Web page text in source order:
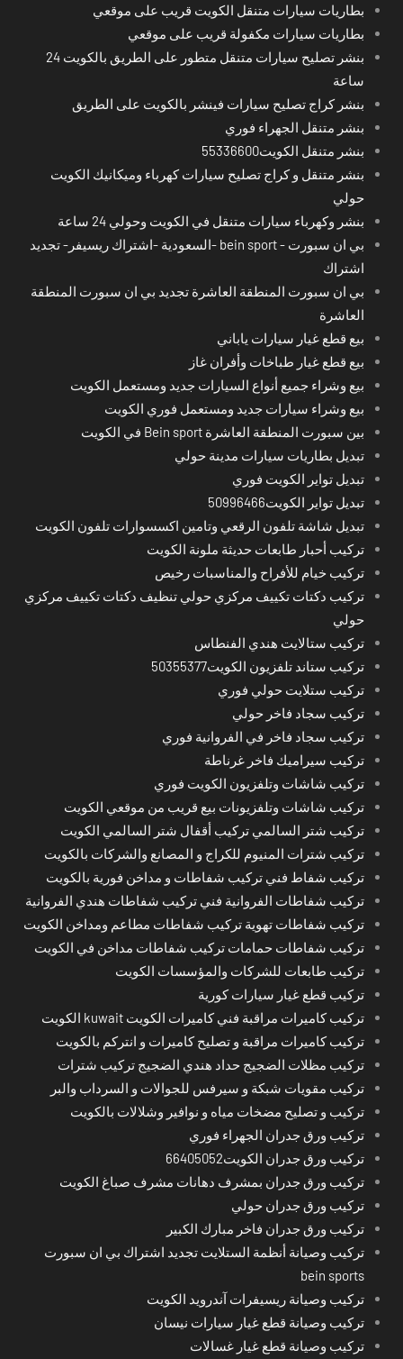
بطاريات سيارات متنقل الكويت قريب على موقعي
بطاريات سيارات مكفولة قريب على موقعي
بنشر تصليح سيارات متنقل متطور على الطريق بالكويت 24
ساعة
بنشر كراج تصليح سيارات فينشر بالكويت على الطريق
بنشر متنقل الجهراء فوري
بنشر متنقل الكويت55336600
بنشر متنقل و كراج تصليح سيارات كهرباء وميكانيك الكويت
حولي
بنشر وكهرباء سيارات متنقل في الكويت وحولي 24 ساعة
بي ان سبورت - bein sport -السعودية -اشتراك ريسيفر- تجديد
اشتراك
بي ان سبورت المنطقة العاشرة تجديد بي ان سبورت المنطقة
العاشرة
بيع قطع غيار سيارات ياباني
بيع قطع غيار طباخات وأفران غاز
بيع وشراء جميع أنواع السيارات جديد ومستعمل الكويت
بيع وشراء سيارات جديد ومستعمل فوري الكويت
بين سبورت المنطقة العاشرة Bein sport في الكويت
تبديل بطاريات سيارات مدينة حولي
تبديل تواير الكويت فوري
تبديل تواير الكويت50996466
تبديل شاشة تلفون الرقعي وتامين اكسسوارات تلفون الكويت
تركيب أحبار طابعات حديثة ملونة الكويت
تركيب خيام للأفراح والمناسبات رخيص
تركيب دكتات تكييف مركزي حولي تنظيف دكتات تكييف مركزي
حولي
تركيب ستالايت هندي الفنطاس
تركيب ستاند تلفزيون الكويت50355377
تركيب ستلايت حولي فوري
تركيب سجاد فاخر حولي
تركيب سجاد فاخر في الفروانية فوري
تركيب سيراميك فاخر غرناطة
تركيب شاشات وتلفزيون الكويت فوري
تركيب شاشات وتلفزيونات بيع قريب من موقعي الكويت
تركيب شتر السالمي تركيب أقفال شتر السالمي الكويت
تركيب شترات المنيوم للكراج و المصانع والشركات بالكويت
تركيب شفاط فني تركيب شفاطات و مداخن فورية بالكويت
تركيب شفاطات الفروانية فني تركيب شفاطات هندي الفروانية
تركيب شفاطات تهوية تركيب شفاطات مطاعم ومداخن الكويت
تركيب شفاطات حمامات تركيب شفاطات مداخن في الكويت
تركيب طابعات للشركات والمؤسسات الكويت
تركيب قطع غيار سيارات كورية
تركيب كاميرات مراقبة فني كاميرات الكويت kuwait الكويت
تركيب كاميرات مراقبة و تصليح كاميرات و انتركم بالكويت
تركيب مظلات الضجيج حداد هندي الضجيج تركيب شترات
تركيب مقويات شبكة و سيرفس للجوالات و السرداب والبر
تركيب و تصليح مضخات مياه و نوافير وشلالات بالكويت
تركيب ورق جدران الجهراء فوري
تركيب ورق جدران الكويت66405052
تركيب ورق جدران بمشرف دهانات مشرف صباغ الكويت
تركيب ورق جدران حولي
تركيب ورق جدران فاخر مبارك الكبير
تركيب وصيانة أنظمة الستلايت تجديد اشتراك بي ان سبورت
bein sports
تركيب وصيانة ريسيفرات آندرويد الكويت
تركيب وصيانة قطع غيار سيارات نيسان
تركيب وصيانة قطع غيار غسالات